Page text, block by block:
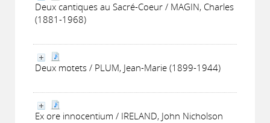
Deux cantiques au Sacré-Coeur / MAGIN, Charles
(1881-1968)
Deux motets / PLUM, Jean-Marie (1899-1944)
Ex ore innocentium / IRELAND, John Nicholson